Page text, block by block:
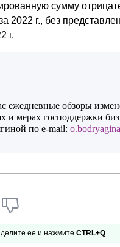
сумму
2022 г., без
г.
ежедневные обзоры
и мерах господдержки
по e-mail:
ее и нажмите CTRL+Q